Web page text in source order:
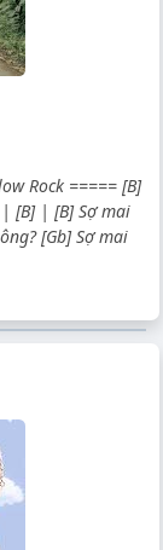
Rock ===== [B]
[B] | [B] Sợ mai
[Gb] Sợ mai